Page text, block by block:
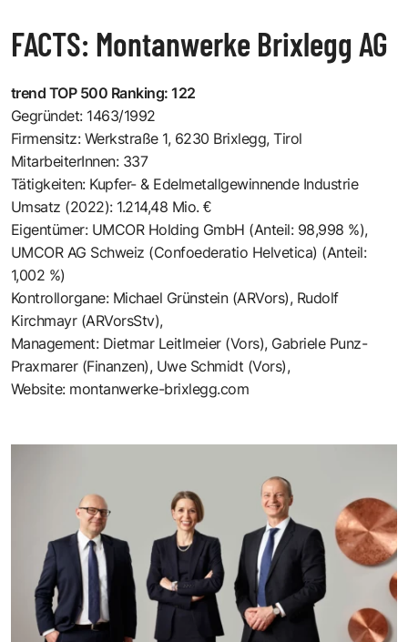
FACTS: Montanwerke Brixlegg AG
trend TOP 500 Ranking: 122
Gegründet: 1463/1992
Firmensitz: Werkstraße 1, 6230 Brixlegg, Tirol
MitarbeiterInnen: 337
Tätigkeiten: Kupfer- & Edelmetallgewinnende Industrie
Umsatz (2022): 1.214,48 Mio. €
Eigentümer: UMCOR Holding GmbH (Anteil: 98,998 %),
UMCOR AG Schweiz (Confoederatio Helvetica) (Anteil:
1,002 %)
Kontrollorgane: Michael Grünstein (ARVors), Rudolf
Kirchmayr (ARVorsStv),
Management: Dietmar Leitlmeier (Vors), Gabriele Punz-
Praxmarer (Finanzen), Uwe Schmidt (Vors),
Website: montanwerke-brixlegg.com